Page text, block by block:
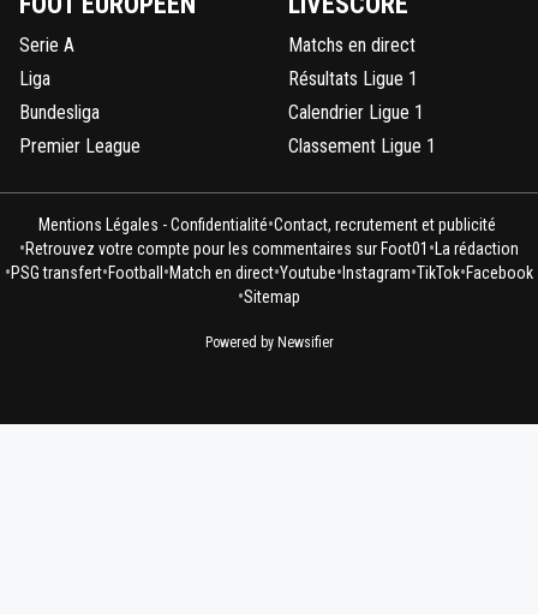
Serie A
Liga
Bundesliga
Premier League
Matchs en direct
Résultats Ligue 1
Calendrier Ligue 1
Classement Ligue 1
Mentions Légales - Confidentialité•Contact, recrutement et publicité
•Retrouvez votre compte pour les commentaires sur Foot01 • La rédaction
•PSG transfert•Football •Match en direct•Youtube• Instagram•TikTok•Facebook
•Sitemap
Powered by Newsifier